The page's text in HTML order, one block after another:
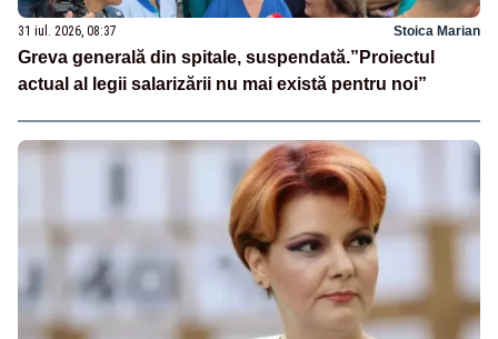
31 iul. 2026, 08:37 Stoica Marian
Greva generală din spitale, suspendată.”Proiectul
actual al legii salarizării nu mai există pentru noi”